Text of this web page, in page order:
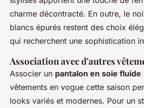
charme décontracté. En outre, le
blancs épurés restent des choix
qui recherchent une sophistication
Association avec d'autres
Associer un pantalon en soie fluide
vêtements en vogue cette saison
looks variés et modernes. Pour un